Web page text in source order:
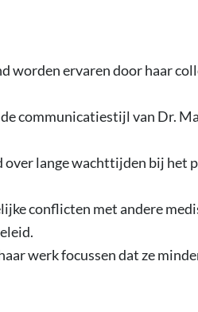
worden ervaren door haar
communicatiestijl van Dr.
lange wachttijden bij het
conflicten met andere
werk focussen dat ze